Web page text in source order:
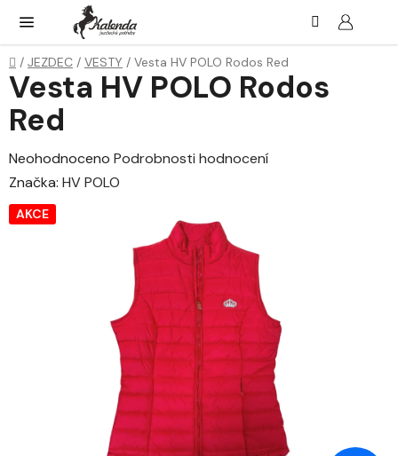
obsah
Domů
/ JEZDEC / VESTY / Vesta HV POLO Rodos Red
Vesta HV POLO Rodos
Red
Průměrné
hodnocení
produktu
je
Neohodnoceno Podrobnosti hodnocení
Značka: HV POLO
AKCE